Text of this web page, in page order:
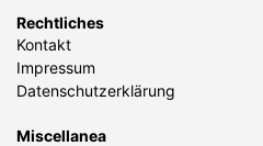
Rechtliches
Kontakt
Impressum
Datenschutzerklärung
Miscellanea